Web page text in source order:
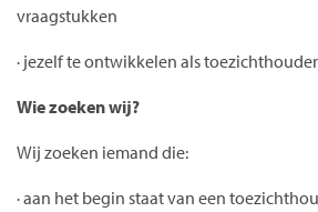
vraagstukken
· jezelf te ontwikkelen als toezichthouder
Wie zoeken wij?
Wij zoeken iemand die:
· aan het begin staat van een